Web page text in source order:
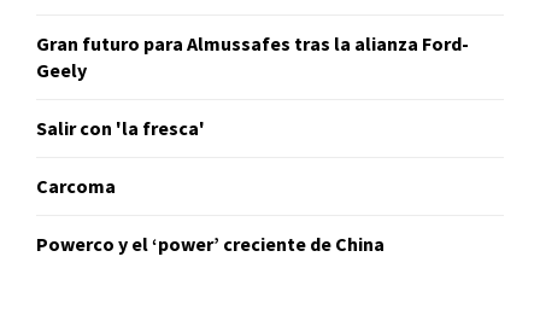
Gran futuro para Almussafes tras la alianza Ford-
Geely
Salir con 'la fresca'
Carcoma
Powerco y el ‘power’ creciente de China